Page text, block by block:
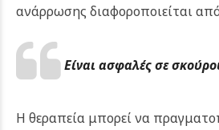
ανάρρωσης διαφοροποιείται
Είναι ασφαλές σε
Η θεραπεία μπορεί να